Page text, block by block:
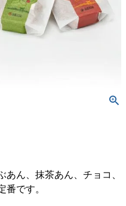
あん、抹茶あん、チョコ、
番です。